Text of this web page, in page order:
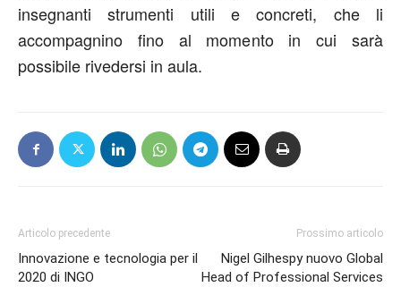
insegnanti strumenti utili e concreti, che li
accompagnino fino al momento in cui sarà
possibile rivedersi in aula.
Articolo precedente
Innovazione e tecnologia per il
2020 di INGO
Prossimo articolo
Nigel Gilhespy nuovo Global
Head of Professional Services